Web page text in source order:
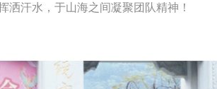
汗水，于山海之间凝聚团队精神！